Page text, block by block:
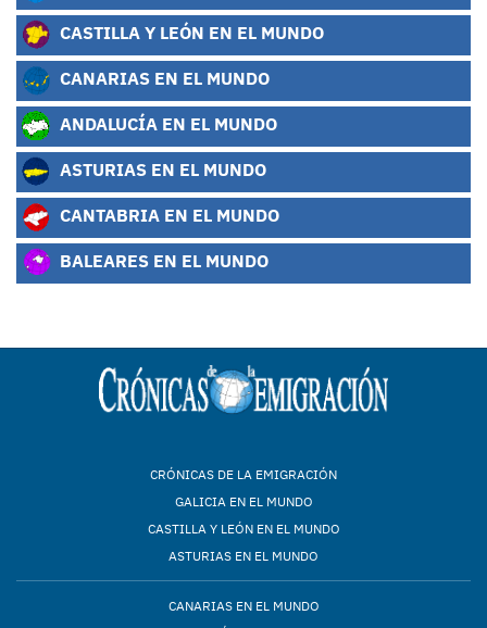
CASTILLA Y LEÓN EN EL MUNDO
CANARIAS EN EL MUNDO
ANDALUCÍA EN EL MUNDO
ASTURIAS EN EL MUNDO
CANTABRIA EN EL MUNDO
BALEARES EN EL MUNDO
CRÓNICAS DE LA EMIGRACIÓN
GALICIA EN EL MUNDO
CASTILLA Y LEÓN EN EL MUNDO
ASTURIAS EN EL MUNDO
CANARIAS EN EL MUNDO